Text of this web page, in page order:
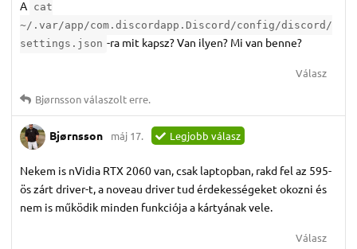
A cat
~/.var/app/com.discordapp.Discord/config/discord/
settings.json -ra mit kapsz? Van ilyen? Mi van benne?
Válasz
Bjørnssonválaszolt erre.
Bjørnsson máj 17. Legjobb válasz
Nekem is nVidia RTX 2060 van, csak laptopban, rakd fel az 595-
ös zárt driver-t, a noveau driver tud érdekességeket okozni és
nem is működik minden funkciója a kártyának vele.
Válasz